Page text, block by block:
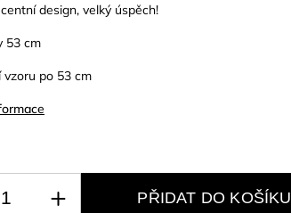
design, velký úspěch!
53 cm
vzoru po 53 cm
PŘIDAT DO KOŠÍKU